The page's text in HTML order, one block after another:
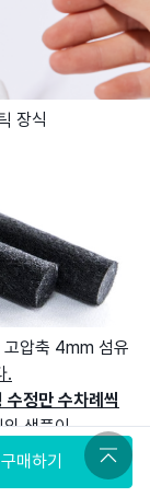
장식
고압축 4mm 섬유
.
수정만 수차례씩
샘플이
구매하기